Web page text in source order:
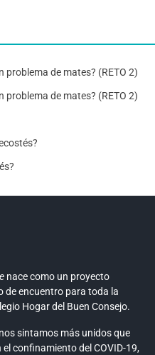
problema de mates? (RETO 2)
problema de mates? (RETO 2)
nace como un proyecto
de encuentro para toda la
Hogar del Buen Consejo.
sintamos más unidos que
confinamiento del COVID-19,